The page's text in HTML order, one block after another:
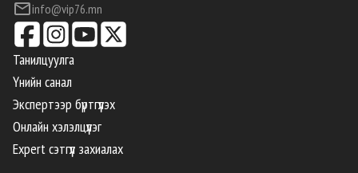
info@vip76.mn
Танилцуулга
Үнийн санал
Экспертээр бүртгүүлэх
Онлайн хэлэлцүүлэг
Expert сэтгүүл захиалах